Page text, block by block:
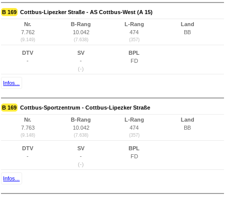
B 169 Cottbus-Lipezker Straße - AS Cottbus-West (A 15)
Nr.
7.762
(9.149)
B-Rang
10.042
(7.638)
L-Rang
474
(357)
Land
BB
DTV
-
SV
-
(-)
BPL
FD
Infos...
B 169 Cottbus-Sportzentrum - Cottbus-Lipezker Straße
Nr.
7.763
(9.148)
B-Rang
10.042
(7.638)
L-Rang
474
(357)
Land
BB
DTV
-
SV
-
(-)
BPL
FD
Infos...